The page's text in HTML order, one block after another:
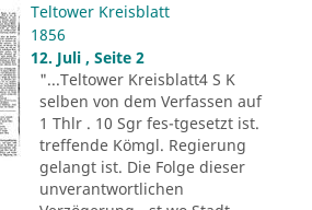
Teltower Kreisblatt
1856
12. Juli , Seite 2
"...Teltower Kreisblatt4 S K
selben von dem Verfassen auf
1 Thlr . 10 Sgr fes-tgesetzt ist.
treffende Kömgl. Regierung
gelangt ist. Die Folge dieser
unverantwortlichen